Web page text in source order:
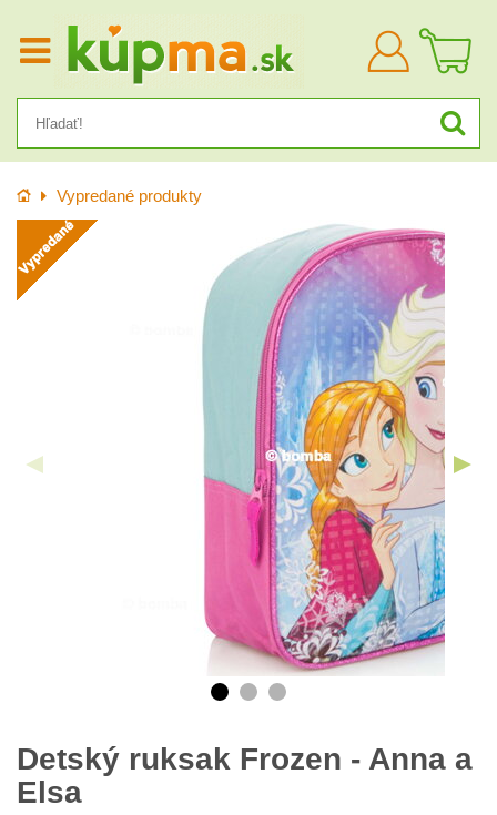
Prihlásiť
sa
Úvod Vypredané produkty
Detský ruksak Frozen - Anna a
Elsa